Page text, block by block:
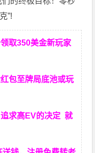
”!
取350美金新玩家
包至牌局底池或玩
追求高EV的决定就